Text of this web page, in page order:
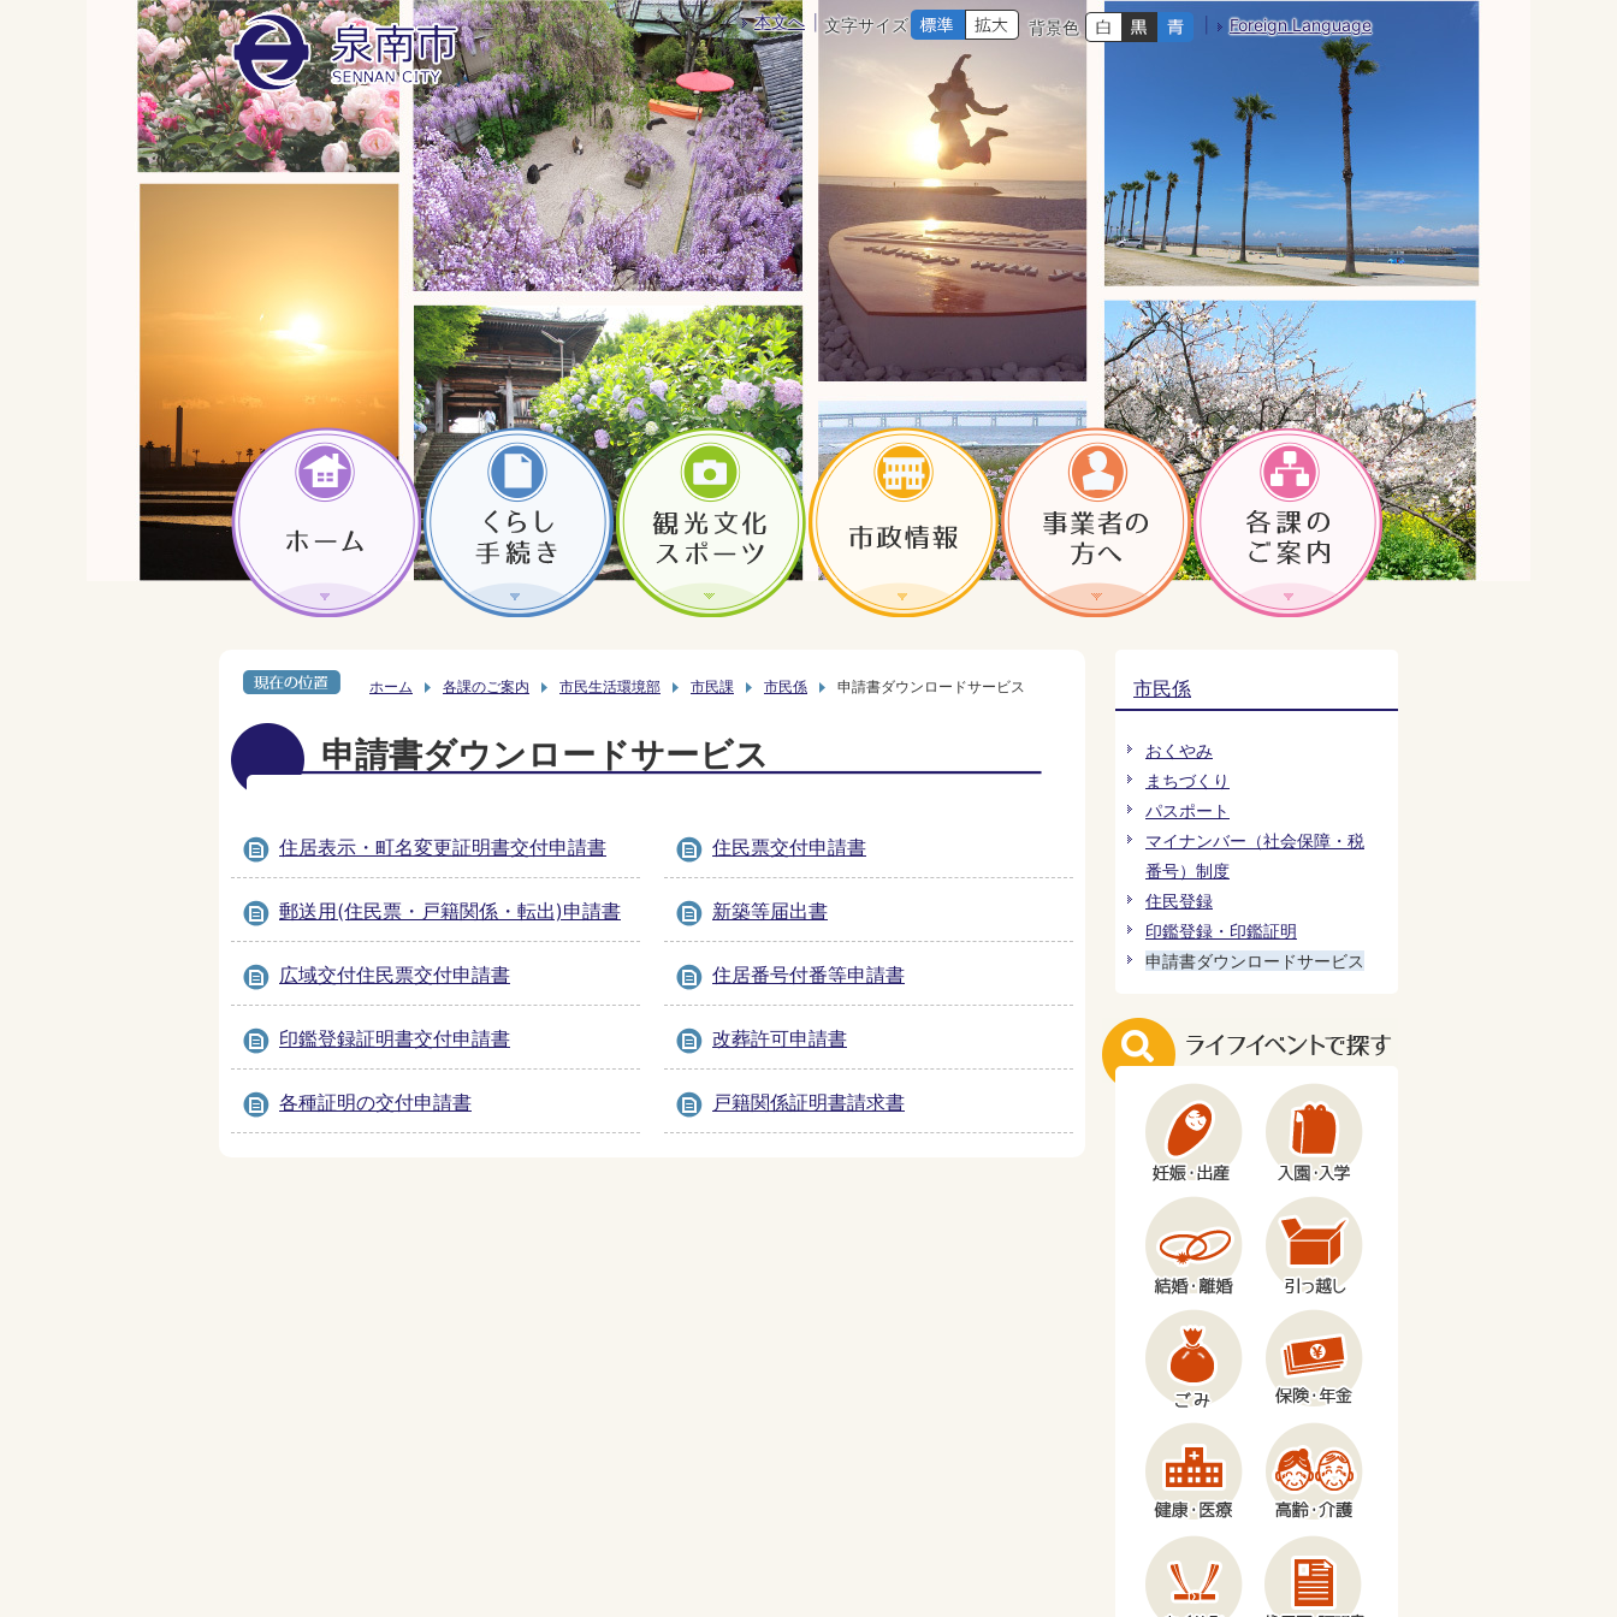
本文へ 文字サイズ 背景色 Foreign Language
ホーム 各課のご案内 市民生活環境部 市民課 市民係 申請書ダウンロードサービス
申請書ダウンロードサービス
住居表示・町名変更証明書交付申請書 住民票交付申請書
郵送用(住民票・戸籍関係・転出)申請書 新築等届出書
広域交付住民票交付申請書 住居番号付番等申請書
印鑑登録証明書交付申請書 改葬許可申請書
各種証明の交付申請書 戸籍関係証明書請求書
市民係
おくやみ
まちづくり
パスポート
マイナンバー（社会保障・税
番号）制度
住民登録
印鑑登録・印鑑証明
申請書ダウンロードサービス